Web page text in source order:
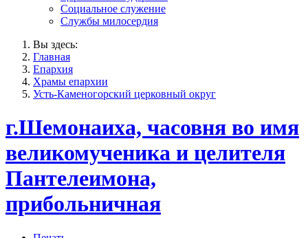
Социальное служение
Службы милосердия
Вы здесь:
Главная
Епархия
Храмы епархии
Усть-Каменогорский церковный округ
г.Шемонаиха, часовня во имя
великомученика и целителя
Пантелеимона,
прибольничная